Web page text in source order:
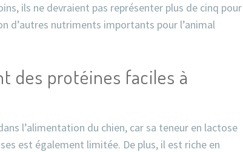
ils ne devraient pas représenter plus de cinq pour
d’autres nutriments importants pour l’animal
des protéines faciles à
l’alimentation du chien, car sa teneur en lactose
est également limitée. De plus, il est riche en